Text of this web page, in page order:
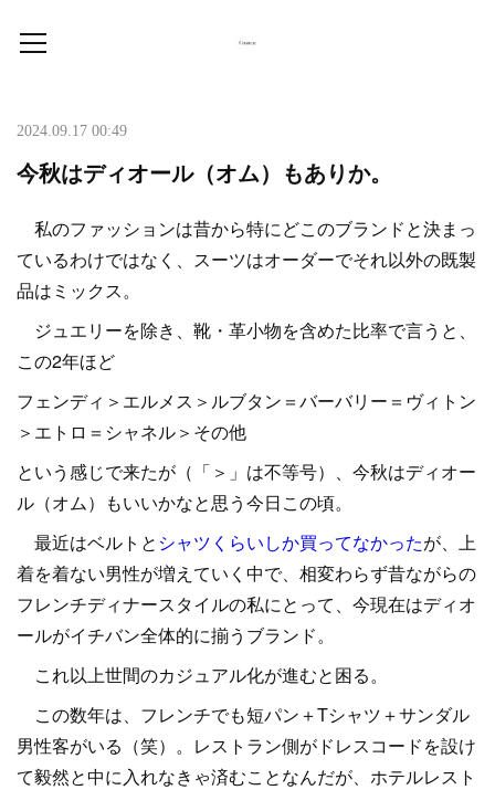
2024.09.17 00:49
今秋はディオール（オム）もありか。
私のファッションは昔から特にどこのブランドと決まっ
ているわけではなく、スーツはオーダーでそれ以外の既製
品はミックス。
ジュエリーを除き、靴・革小物を含めた比率で言うと、
この2年ほど
フェンディ＞エルメス＞ルブタン＝バーバリー＝ヴィトン
＞エトロ＝シャネル＞その他
という感じで来たが（「＞」は不等号）、今秋はディオー
ル（オム）もいいかなと思う今日この頃。
最近はベルトと シャツくらいしか買ってなかったが、上
着を着ない男性が増えていく中で、相変わらず昔ながらの
フレンチディナースタイルの私にとって、今現在はディオ
ールがイチバン全体的に揃うブランド。
これ以上世間のカジュアル化が進むと困る。
この数年は、フレンチでも短パン＋Tシャツ＋サンダル
男性客がいる（笑）。レストラン側がドレスコードを設け
て毅然と中に入れなきゃ済むことなんだが、ホテルレスト